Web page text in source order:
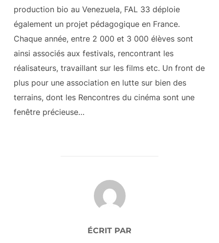
production bio au Venezuela, FAL 33 déploie
également un projet pédagogique en France.
Chaque année, entre 2 000 et 3 000 élèves sont
ainsi associés aux festivals, rencontrant les
réalisateurs, travaillant sur les films etc. Un front de
plus pour une association en lutte sur bien des
terrains, dont les Rencontres du cinéma sont une
fenêtre précieuse…
AUTEUR DE LA PUBLICATION
ÉCRIT PAR